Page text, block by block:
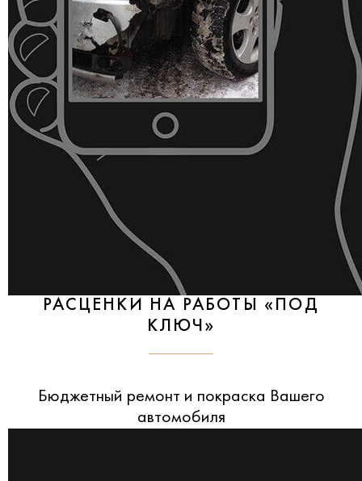
РАСЦЕНКИ НА РАБОТЫ «ПОД
КЛЮЧ»
Бюджетный ремонт и покраска Вашего
автомобиля